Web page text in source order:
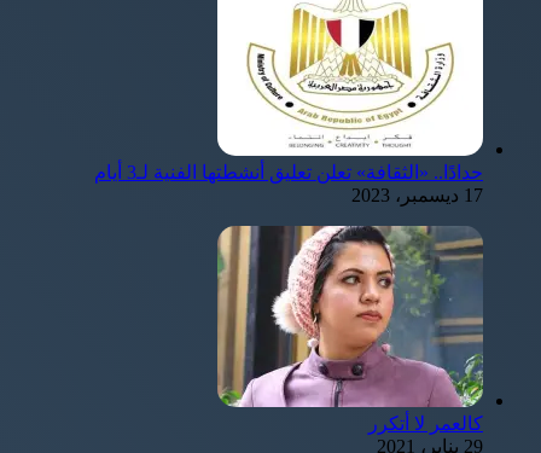
حدادًا.. «الثقافة» تعلن تعليق أنشطتها الفنية لـ3 أيام
17 ديسمبر، 2023
كالعمر لا أتكرر
29 يناير، 2021